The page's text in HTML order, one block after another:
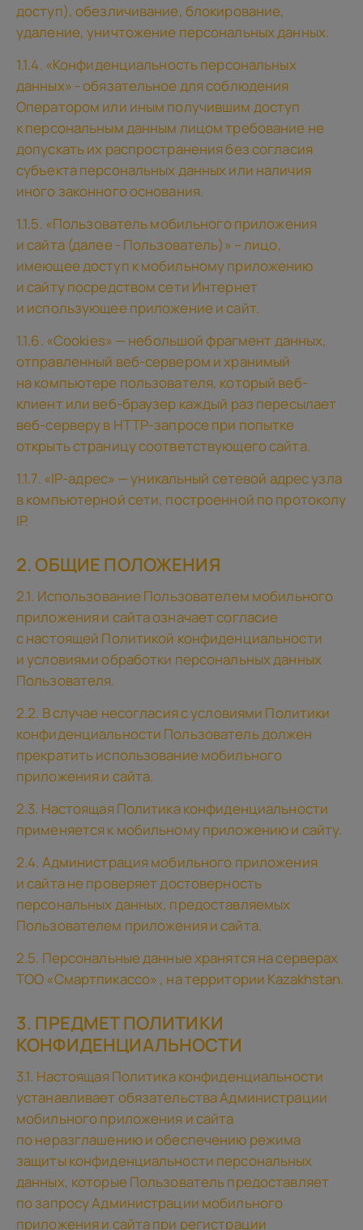
доступ), обезличивание, блокирование,
удаление, уничтожение персональных данных.
1.1.4. «Конфиденциальность персональных
данных» - обязательное для соблюдения
Оператором или иным получившим доступ
к персональным данным лицом требование не
допускать их распространения без согласия
субъекта персональных данных или наличия
иного законного основания.
1.1.5. «Пользователь мобильного приложения
и сайта (далее - Пользователь)» – лицо,
имеющее доступ к мобильному приложению
и сайту посредством сети Интернет
и использующее приложение и сайт.
1.1.6. «Cookies» — небольшой фрагмент данных,
отправленный веб-сервером и хранимый
на компьютере пользователя, который веб-
клиент или веб-браузер каждый раз пересылает
веб-серверу в HTTP-запросе при попытке
открыть страницу соответствующего сайта.
1.1.7. «IP-адрес» — уникальный сетевой адрес узла
в компьютерной сети, построенной по протоколу
IP.
2. ОБЩИЕ ПОЛОЖЕНИЯ
2.1. Использование Пользователем мобильного
приложения и сайта означает согласие
с настоящей Политикой конфиденциальности
и условиями обработки персональных данных
Пользователя.
2.2. В случае несогласия с условиями Политики
конфиденциальности Пользователь должен
прекратить использование мобильного
приложения и сайта.
2.3. Настоящая Политика конфиденциальности
применяется к мобильному приложению и сайту.
2.4. Администрация мобильного приложения
и сайта не проверяет достоверность
персональных данных, предоставляемых
Пользователем приложения и сайта.
2.5. Персональные данные хранятся на серверах
TOO «Смартпикассо» , на территории Kazakhstan.
3. ПРЕДМЕТ ПОЛИТИКИ
КОНФИДЕНЦИАЛЬНОСТИ
3.1. Настоящая Политика конфиденциальности
устанавливает обязательства Администрации
мобильного приложения и сайта
по неразглашению и обеспечению режима
защиты конфиденциальности персональных
данных, которые Пользователь предоставляет
по запросу Администрации мобильного
приложения и сайта при регистрации